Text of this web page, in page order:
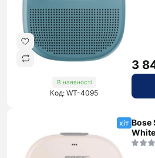
В наявності
Код: WT-4095
3
хіт Bose